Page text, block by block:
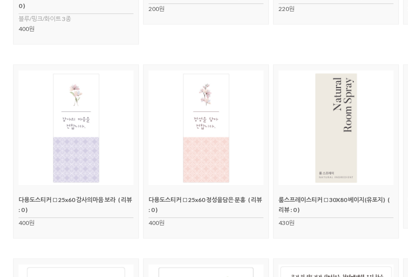
0 )
블루/핑크/화이트 3종
400원
200원
220원
다용도스티커 □25x60 감사의마음 보라 ( 리뷰
: 0 )
400원
다용도스티커 □25x60 정성을담은 분홍 ( 리뷰
: 0 )
400원
룸스프레이스티커 □30X80 베이지(유포지) (
리뷰 : 0 )
430원